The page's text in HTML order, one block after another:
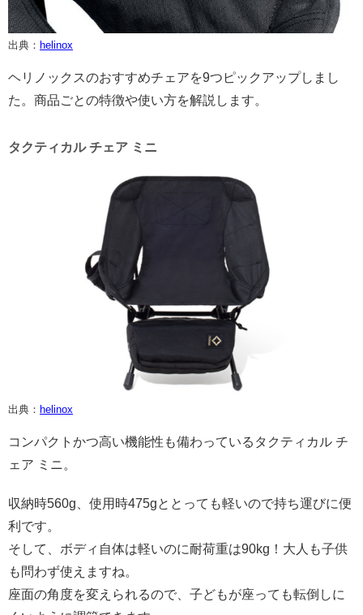
出典： helinox
ヘリノックスのおすすめチェアを9つピックアップしまし
た。商品ごとの特徴や使い方を解説します。
タクティカル チェア ミニ
出典： helinox
コンパクトかつ高い機能性も備わっているタクティカル チ
ェア ミニ。
収納時560g、使用時475gととっても軽いので持ち運びに便
利です。
そして、ボディ自体は軽いのに耐荷重は90kg！大人も子供
も問わず使えますね。
座面の角度を変えられるので、子どもが座っても転倒しに